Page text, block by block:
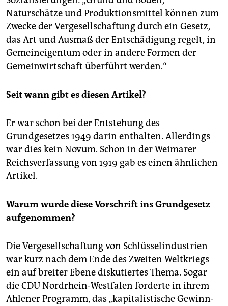
Naturschätze und Produktionsmittel können zum
Zwecke der Vergesellschaftung durch ein Gesetz,
das Art und Ausmaß der Entschädigung regelt, in
Gemeineigentum oder in andere Formen der
Gemeinwirtschaft überführt werden.“
Seit wann gibt es diesen Artikel?
Er war schon bei der Entstehung des
Grundgesetzes 1949 darin enthalten. Allerdings
war dies kein Novum. Schon in der Weimarer
Reichsverfassung von 1919 gab es einen ähnlichen
Artikel.
Warum wurde diese Vorschrift ins Grundgesetz
aufgenommen?
Die Vergesellschaftung von Schlüsselindustrien
war kurz nach dem Ende des Zweiten Weltkriegs
ein auf breiter Ebene diskutiertes Thema. Sogar
die CDU ­Nordrhein-Westfalen forderte in ihrem
Ahlener Programm, das „kapitalistische Gewinn-